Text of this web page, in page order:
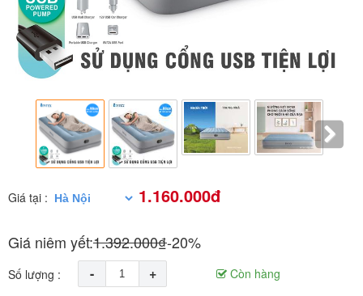
Giá tại : 1.160.000đ
Giá niêm yết:1.392.000₫-20%
Số lượng : - +
Còn hàng